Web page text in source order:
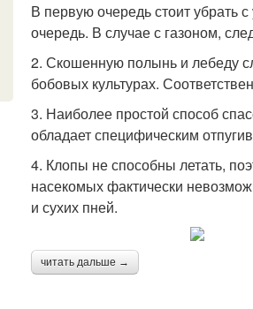
В первую очередь стоит убрать
очередь. В случае с газоном,
2. Скошенную полынь и лебеду
бобовых культурах.
3. Наиболее простой способ
обладает специфическим
4. Клопы не способны летать,
насекомых фактически
и сухих пней.
читать дальше →